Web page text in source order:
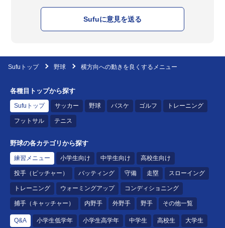
Sufuに意見を送る
Sufuトップ 野球 横方向への動きを良くするメニュー
各種目トップから探す
Sufuトップ サッカー 野球 バスケ ゴルフ トレーニング
フットサル テニス
野球の各カテゴリから探す
練習メニュー 小学生向け 中学生向け 高校生向け
投手（ピッチャー） バッティング 守備 走塁 スローイング
トレーニング ウォーミングアップ コンディショニング
捕手（キャッチャー） 内野手 外野手 野手 その他一覧
Q&A 小学生低学年 小学生高学年 中学生 高校生 大学生